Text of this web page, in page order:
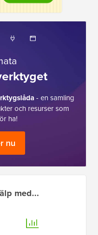
- en samling
och resurser som
ha!
nu
med...